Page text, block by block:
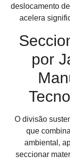
deslocamento
acelera
por
O divisão
que
ambiental,
seccionar